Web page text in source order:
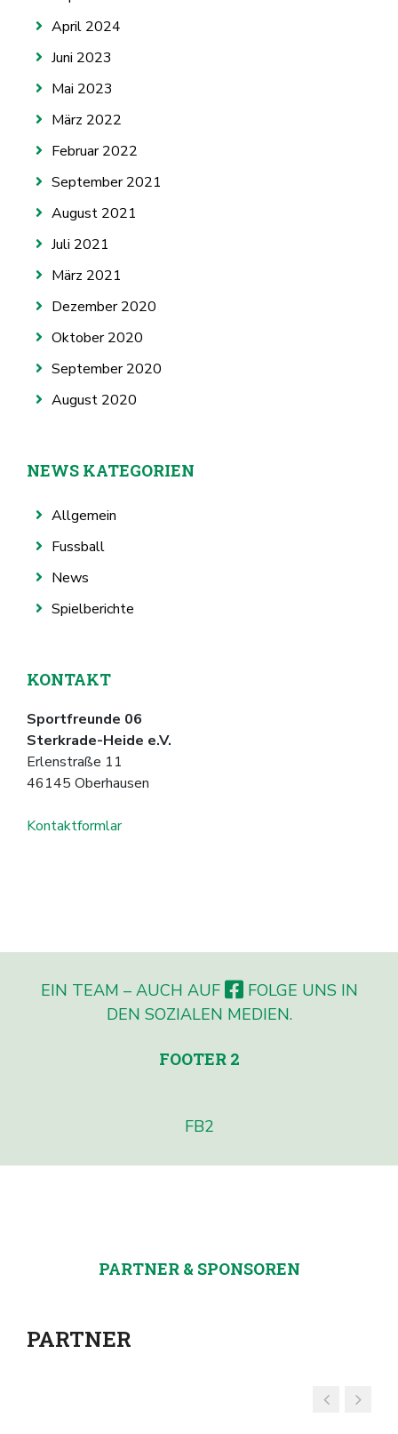
April 2024
Juni 2023
Mai 2023
März 2022
Februar 2022
September 2021
August 2021
Juli 2021
März 2021
Dezember 2020
Oktober 2020
September 2020
August 2020
NEWS KATEGORIEN
Allgemein
Fussball
News
Spielberichte
KONTAKT
Sportfreunde 06
Sterkrade-Heide e.V.
Erlenstraße 11
46145 Oberhausen
Kontaktformlar
EIN TEAM – AUCH AUF
FOLGE UNS IN
DEN SOZIALEN MEDIEN.
FOOTER 2
FB2
PARTNER & SPONSOREN
PARTNER